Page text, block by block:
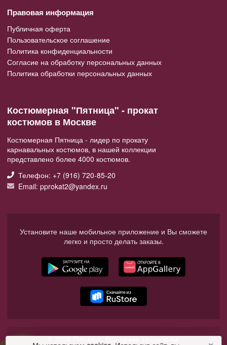
Правовая информация
Публичная оферта
Пользовательское соглашение
Политика конфиденциальности
Согласие на обработку персональных данных
Политика обработки персональных данных
Костюмерная "Пятница" - прокат
костюмов в Москве
Костюмерная Пятница - лидер по прокату
карнавальных костюмов, в нашей коллекции
представлено более 4000 костюмов.
Телефон: +7 (916) 720-85-20
Email: pprokat2@yandex.ru
Установите наше мобильное приложение и Вы сможете
легко и просто делать заказы.
© 2026 Пятница. Все права защищены.